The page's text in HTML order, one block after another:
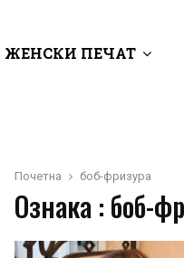
ЖЕНСКИ ПЕЧАТ
Почетна боб-фризура
Ознака : боб-